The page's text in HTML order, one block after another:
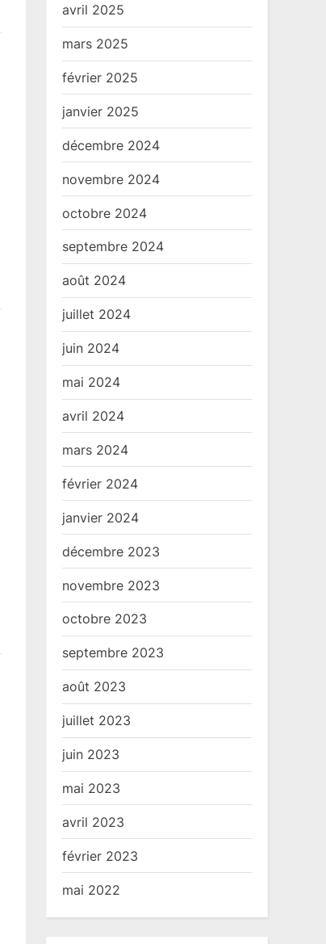
avril 2025
mars 2025
février 2025
janvier 2025
décembre 2024
novembre 2024
octobre 2024
septembre 2024
août 2024
juillet 2024
juin 2024
mai 2024
avril 2024
mars 2024
février 2024
janvier 2024
décembre 2023
novembre 2023
octobre 2023
septembre 2023
août 2023
juillet 2023
juin 2023
mai 2023
avril 2023
février 2023
mai 2022